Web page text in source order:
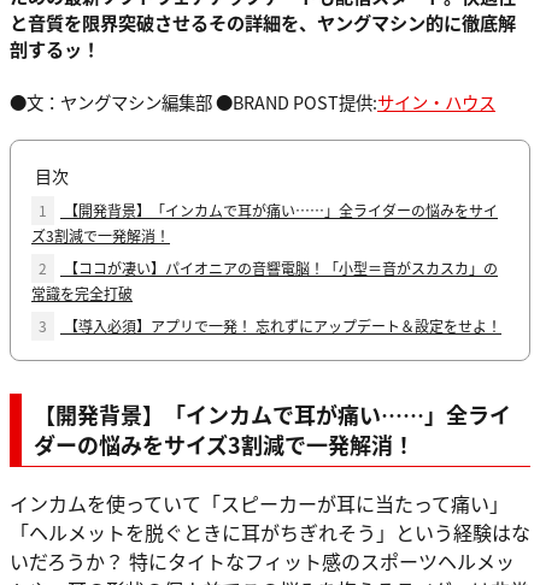
と音質を限界突破させるその詳細を、ヤングマシン的に徹底解
剖するッ！
●文：ヤングマシン編集部 ●BRAND POST提供:サイン・ハウス
目次
1
【開発背景】「インカムで耳が痛い……」全ライダーの悩みをサイ
ズ3割減で一発解消！
2
【ココが凄い】パイオニアの音響電脳！「小型＝音がスカスカ」の
常識を完全打破
3
【導入必須】アプリで一発！ 忘れずにアップデート＆設定をせよ！
【開発背景】「インカムで耳が痛い……」全ライ
ダーの悩みをサイズ3割減で一発解消！
インカムを使っていて「スピーカーが耳に当たって痛い」
「ヘルメットを脱ぐときに耳がちぎれそう」という経験はな
いだろうか？ 特にタイトなフィット感のスポーツヘルメッ